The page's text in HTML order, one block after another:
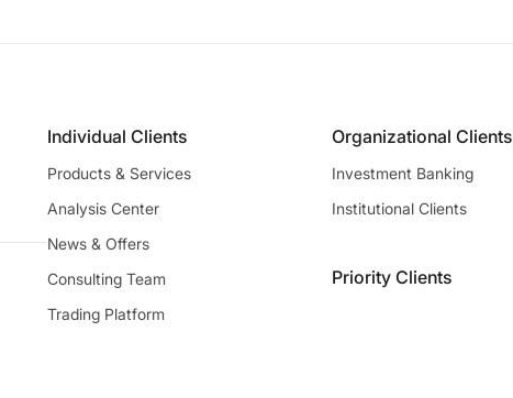
Individual Clients
Products & Services
Analysis Center
News & Offers
Consulting Team
Trading Platform
Organizational Clients
Investment Banking
Institutional Clients
Priority Clients